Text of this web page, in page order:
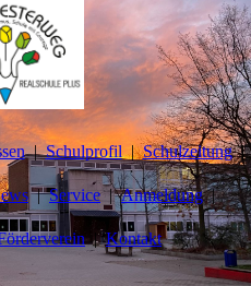
Schulprofil Schulzeitung
Service Anmeldung
Kontakt